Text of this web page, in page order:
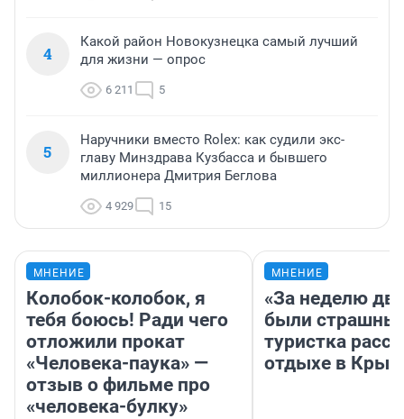
4
Какой район Новокузнецка самый лучший
для жизни — опрос
6 211 5
5
Наручники вместо Rolex: как судили экс-
главу Минздрава Кузбасса и бывшего
миллионера Дмитрия Беглова
4 929 15
МНЕНИЕ
Колобок-колобок, я
тебя боюсь! Ради чего
отложили прокат
«Человека-паука» —
отзыв о фильме про
«человека-булку»
МНЕНИЕ
«За неделю
были
туристка
отдыхе в